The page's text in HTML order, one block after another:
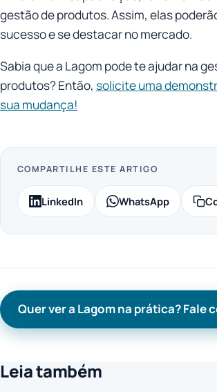
gestão de produtos. Assim, elas
sucesso e se destacar no mercado.
Sabia que a Lagom pode te ajudar na
produtos? Então, solicite uma
sua mudança!
COMPARTILHE ESTE ARTIGO
LinkedIn WhatsApp
Quer ver a Lagom na prática? Fale
Leia também